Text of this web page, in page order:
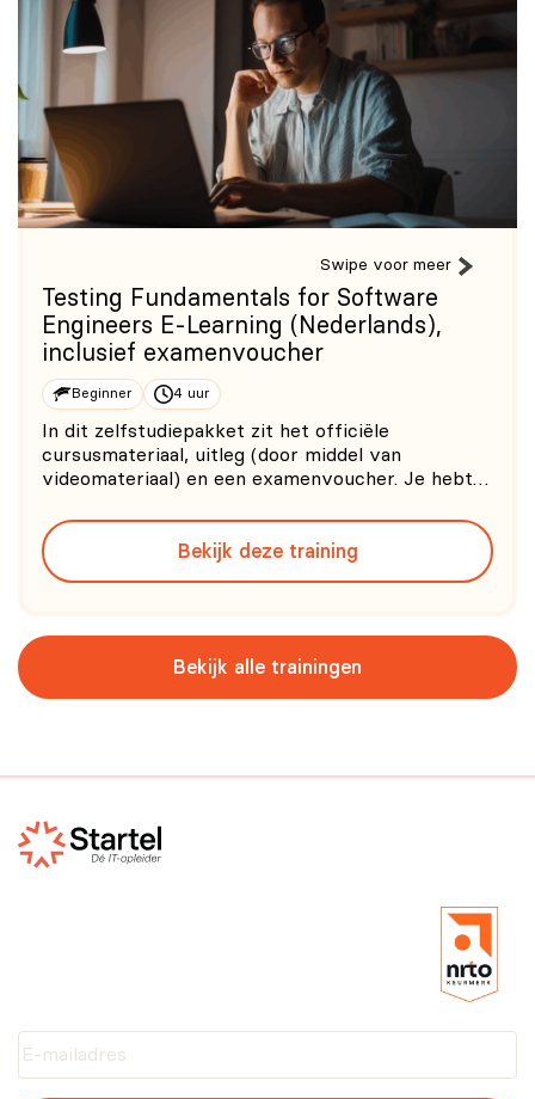
gericht zijn op gebruikerservaring en
productontwikkeling.
Swipe voor meer
Testing Fundamentals for Software
Engineers E-Learning (Nederlands),
inclusief examenvoucher
Beginner 4 uur
In dit zelfstudiepakket zit het officiële
cursusmateriaal, uitleg (door middel van
videomateriaal) en een examenvoucher. Je hebt
zelfstudiepakket. 0/5
Bekijk deze training
Bekijk alle trainingen